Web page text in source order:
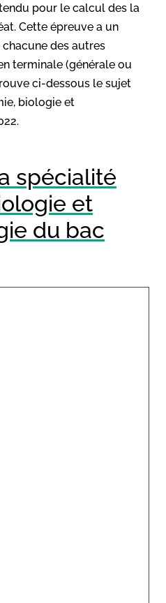
pour le calcul des la
Cette épreuve a un
des autres
terminale (générale ou
ci-dessous le sujet
biologie et
spécialité
et
du bac